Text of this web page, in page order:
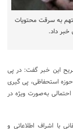
به سرقت محتویات
این خبر گفت: در پی
استحفاظی، پی گیری
به‌صورت ویژه در
مأموران دایره تجسس کلانتری ۱۱ طالقانی با اشراف اطلاعاتی و